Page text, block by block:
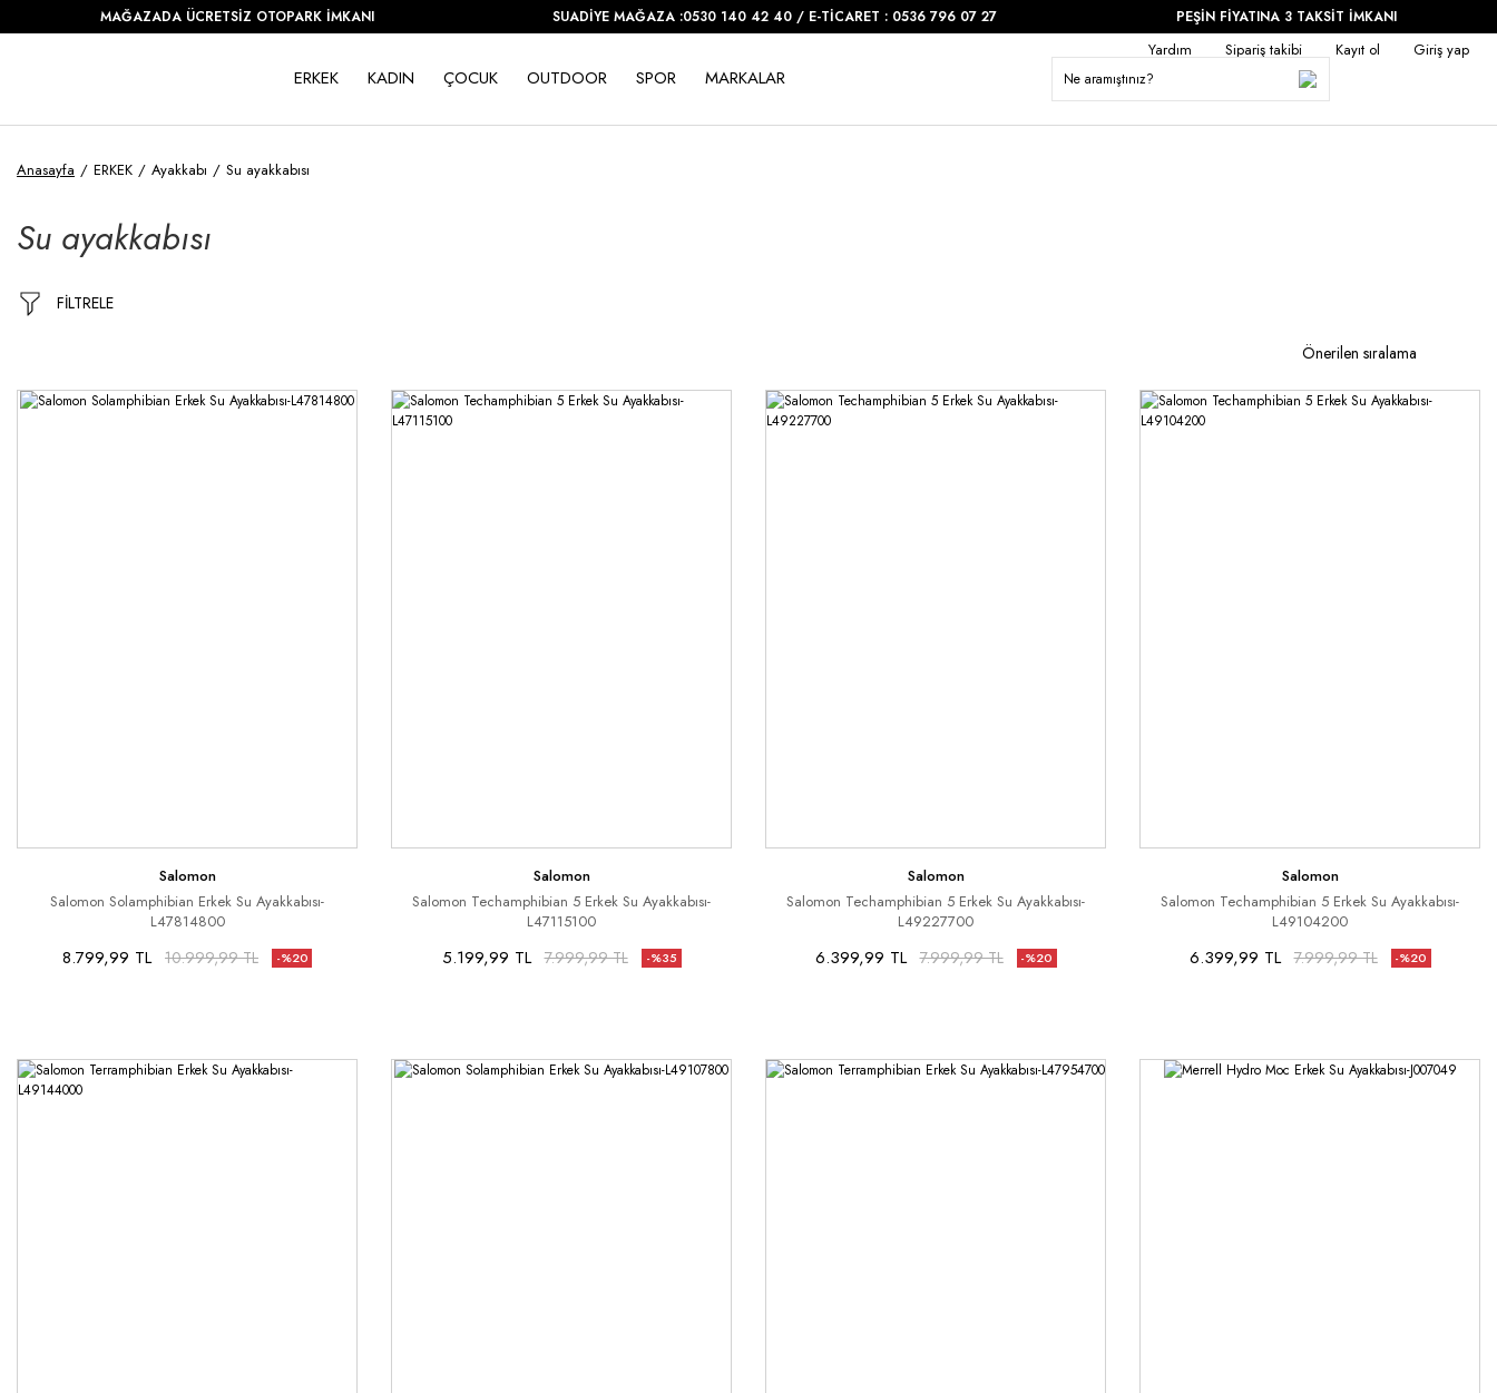
MAĞAZADA ÜCRETSİZ OTOPARK İMKANI SUADİYE MAĞAZA :0530 140 42 40 / E-TİCARET : 0536 796 07 27 PEŞİN FİYATINA 3 TAKSİT İMKANI
ERKEK KADIN ÇOCUK OUTDOOR SPOR MARKALAR
Yardım Sipariş takibi Kayıt ol Giriş yap
Anasayfa ERKEK Ayakkabı Su ayakkabısı
Su ayakkabısı
FİLTRELE
Salomon
Salomon Solamphibian Erkek Su Ayakkabısı-
L47814800
8.799,99 TL 10.999,99 TL -%20
Salomon
Salomon Techamphibian 5 Erkek Su Ayakkabısı-
L47115100
5.199,99 TL 7.999,99 TL -%35
Salomon
Salomon Techamphibian 5 Erkek Su Ayakkabısı-
L49227700
6.399,99 TL 7.999,99 TL -%20
Salomon
Salomon Techamphibian 5 Erkek Su Ayakkabısı-
L49104200
6.399,99 TL 7.999,99 TL -%20